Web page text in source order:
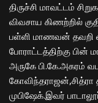
திருச்சி மாவட்டம்
விவசாய கிணற்றில்
பள்ளி மாணவன் தவறி
போராட்டத்திற்கு பின்
அருகே பி.கே.அகரம்
முபிஷேக்.இவர்